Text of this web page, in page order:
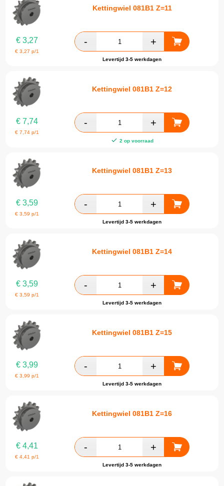
Kettingwiel 081B1 Z=11
€ 3,27
€3,27 p/1
Levertijd 3-5 werkdagen
Kettingwiel 081B1 Z=12
€ 7,74
€7,74 p/1
2 op voorraad
Kettingwiel 081B1 Z=13
€ 3,59
€3,59 p/1
Levertijd 3-5 werkdagen
Kettingwiel 081B1 Z=14
€ 3,59
€3,59 p/1
Levertijd 3-5 werkdagen
Kettingwiel 081B1 Z=15
€ 3,99
€3,99 p/1
Levertijd 3-5 werkdagen
Kettingwiel 081B1 Z=16
€ 4,41
€4,41 p/1
Levertijd 3-5 werkdagen